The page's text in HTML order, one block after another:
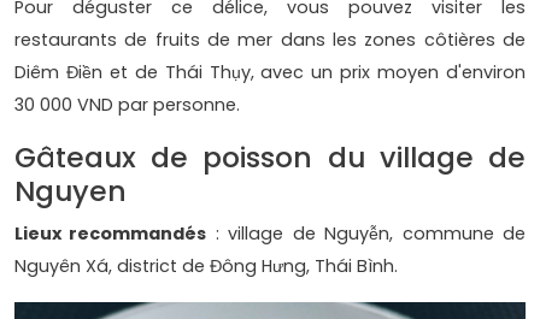
Pour déguster ce délice, vous pouvez visiter les
restaurants de fruits de mer dans les zones côtières de
Diêm Điền et de Thái Thụy, avec un prix moyen d'environ
30 000 VND par personne.
Gâteaux de poisson du village de
Nguyen
Lieux recommandés : village de Nguyễn, commune de
Nguyên Xá, district de Đông Hưng, Thái Bình.